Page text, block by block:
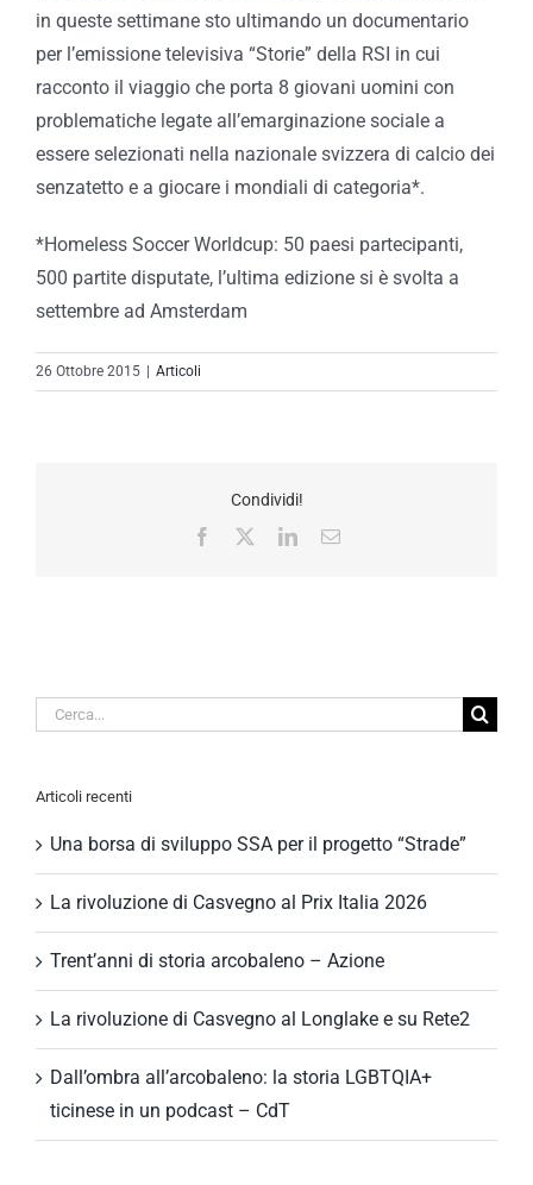
in queste settimane sto ultimando un documentario
per l’emissione televisiva “Storie” della RSI in cui
racconto il viaggio che porta 8 giovani uomini con
problematiche legate all’emarginazione sociale a
essere selezionati nella nazionale svizzera di calcio dei
senzatetto e a giocare i mondiali di categoria*.
*Homeless Soccer Worldcup: 50 paesi partecipanti,
500 partite disputate, l’ultima edizione si è svolta a
settembre ad Amsterdam
26 Ottobre 2015 | Articoli
Condividi!
Facebook
LinkedInEmail
Cerca
Articoli recenti
Una borsa di sviluppo SSA per il progetto “Strade”
La rivoluzione di Casvegno al Prix Italia 2026
Trent’anni di storia arcobaleno – Azione
La rivoluzione di Casvegno al Longlake e su Rete2
Dall’ombra all’arcobaleno: la storia LGBTQIA+
ticinese in un podcast – CdT